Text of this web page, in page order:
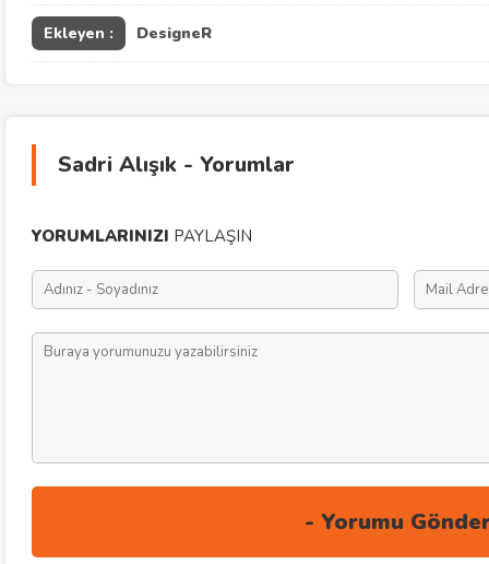
Ekleyen : DesigneR
Sadri Alışık - Yorumlar
YORUMLARINIZI PAYLAŞIN